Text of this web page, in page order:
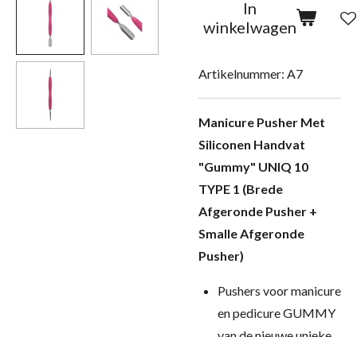
In
winkelwagen
Artikelnummer: A7
Manicure Pusher Met
Siliconen Handvat
"Gummy" UNIQ 10
TYPE 1 (Brede
Afgeronde Pusher +
Smalle Afgeronde
Pusher)
Pushers voor manicure
en pedicure GUMMY